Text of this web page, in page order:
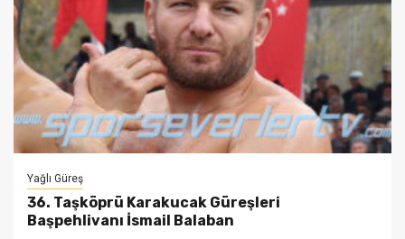
Yağlı Güreş
36. Taşköprü Karakucak Güreşleri
Başpehlivanı İsmail Balaban